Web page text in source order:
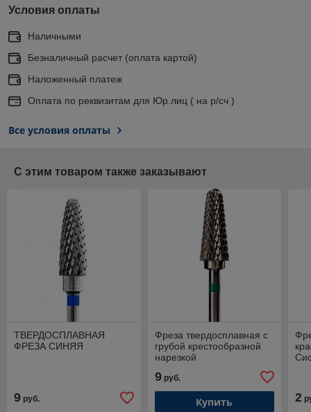
Условия оплаты
Наличными
Безналичный расчет (оплата картой)
Наложенный платеж
Оплата по реквизитам для Юр.лиц ( на р/сч )
Все условия оплаты
С этим товаром также заказывают
ТВЕРДОСПЛАВНАЯ
ФРЕЗА СИНЯЯ
9 руб.
Фреза твердосплавная с
грубой крестообразной
нарезкой
9руб.
Купить 2